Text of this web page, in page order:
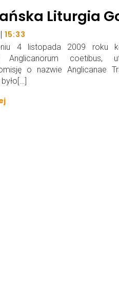
Liturgia
| 15:33
4 listopada 2009 roku
Anglicanorum coetibus,
o nazwie Anglicanae